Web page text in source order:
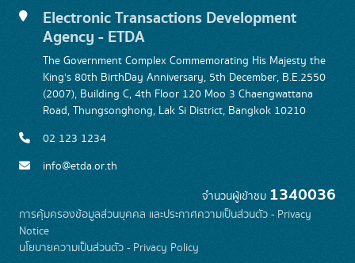
Electronic Transactions Development
Agency - ETDA
The Government Complex Commemorating His Majesty the
King's 80th BirthDay Anniversary, 5th December, B.E.2550
(2007), Building C, 4th Floor 120 Moo 3 Chaengwattana
Road, Thungsonghong, Lak Si District, Bangkok 10210
02 123 1234
info@etda.or.th
จำนวนผู้เข้าชม 1340036
การคุ้มครองข้อมูลส่วนบุคคล และประกาศความเป็นส่วนตัว - Privacy
Notice
นโยบายความเป็นส่วนตัว - Privacy Policy